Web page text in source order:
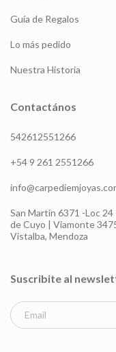
Guía de Regalos
Lo más pedido
Nuestra Historia
Contactános
542612551266
+54 9 261 2551266
San Martín 6371 -Loc
de Cuyo | Viamonte
Vistalba, Mendoza
Suscribite al